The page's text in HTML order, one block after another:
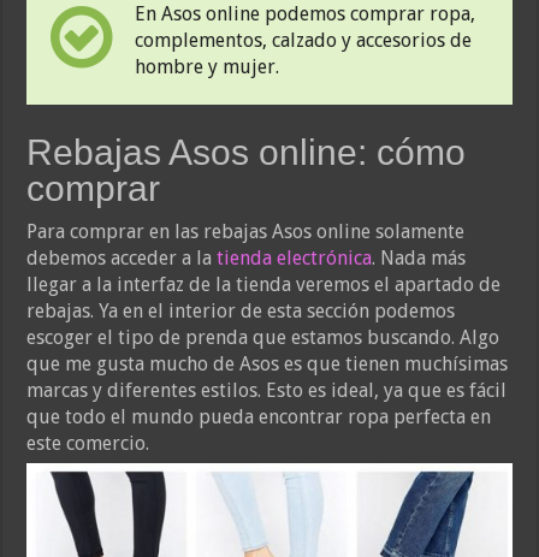
En Asos online podemos comprar ropa,
complementos, calzado y accesorios de
hombre y mujer.
Rebajas Asos online: cómo
comprar
Para comprar en las rebajas Asos online solamente
debemos acceder a latienda electrónica. Nada más
llegar a la interfaz de la tienda veremos el apartado de
rebajas. Ya en el interior de esta sección podemos
escoger el tipo de prenda que estamos buscando. Algo
que me gusta mucho de Asos es que tienen muchísimas
marcas y diferentes estilos. Esto es ideal, ya que es fácil
que todo el mundo pueda encontrar ropa perfecta en
este comercio.